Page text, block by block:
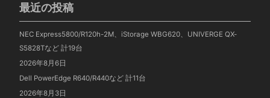
最近の投稿
NEC Express5800/R120h-2M、iStorage WBG620、UNIVERGE QX-
S5828Tなど 計19台
2026年8月6日
Dell PowerEdge R640/R440など 計11台
2026年8月3日